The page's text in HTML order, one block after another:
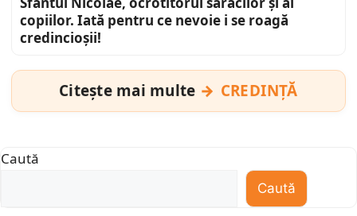
copiilor. Iată pentru ce nevoie i se roagă
credincioșii!
Citește mai multe CREDINȚĂ
Caută
Caută